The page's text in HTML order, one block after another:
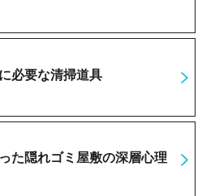
必要な清掃道具
た隠れゴミ屋敷の深層心理